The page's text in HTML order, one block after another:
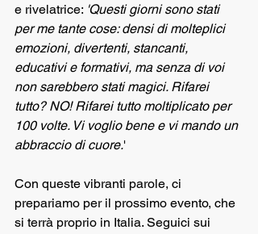
e rivelatrice: 'Questi giorni sono stati
per me tante cose: densi di molteplici
emozioni, divertenti, stancanti,
educativi e formativi, ma senza di voi
non sarebbero stati magici. Rifarei
tutto? NO! Rifarei tutto moltiplicato per
100 volte. Vi voglio bene e vi mando un
abbraccio di cuore.'
Con queste vibranti parole, ci
prepariamo per il prossimo evento, che
si terrà proprio in Italia. Seguici sui